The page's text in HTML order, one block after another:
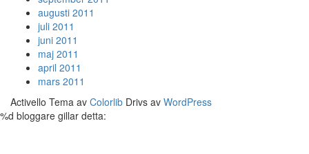
augusti 2011
juli 2011
juni 2011
maj 2011
april 2011
mars 2011
Activello Tema av Colorlib Drivs av WordPress
%d bloggare gillar detta: